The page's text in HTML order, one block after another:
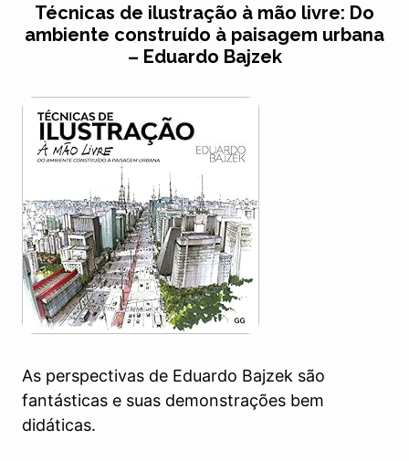
Técnicas de ilustração à mão livre: Do
ambiente construído à paisagem urbana
– Eduardo Bajzek
As perspectivas de Eduardo Bajzek são
fantásticas e suas demonstrações bem
didáticas.